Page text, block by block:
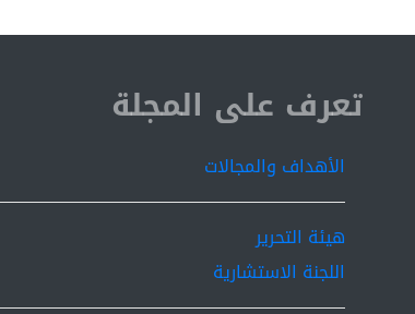
ISSN 2519-9854
تعرف على المجلة
الأهداف والمجالات
هيئة التحرير
اللجنة الاستشارية